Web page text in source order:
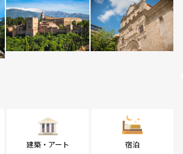
建築・アート 宿泊